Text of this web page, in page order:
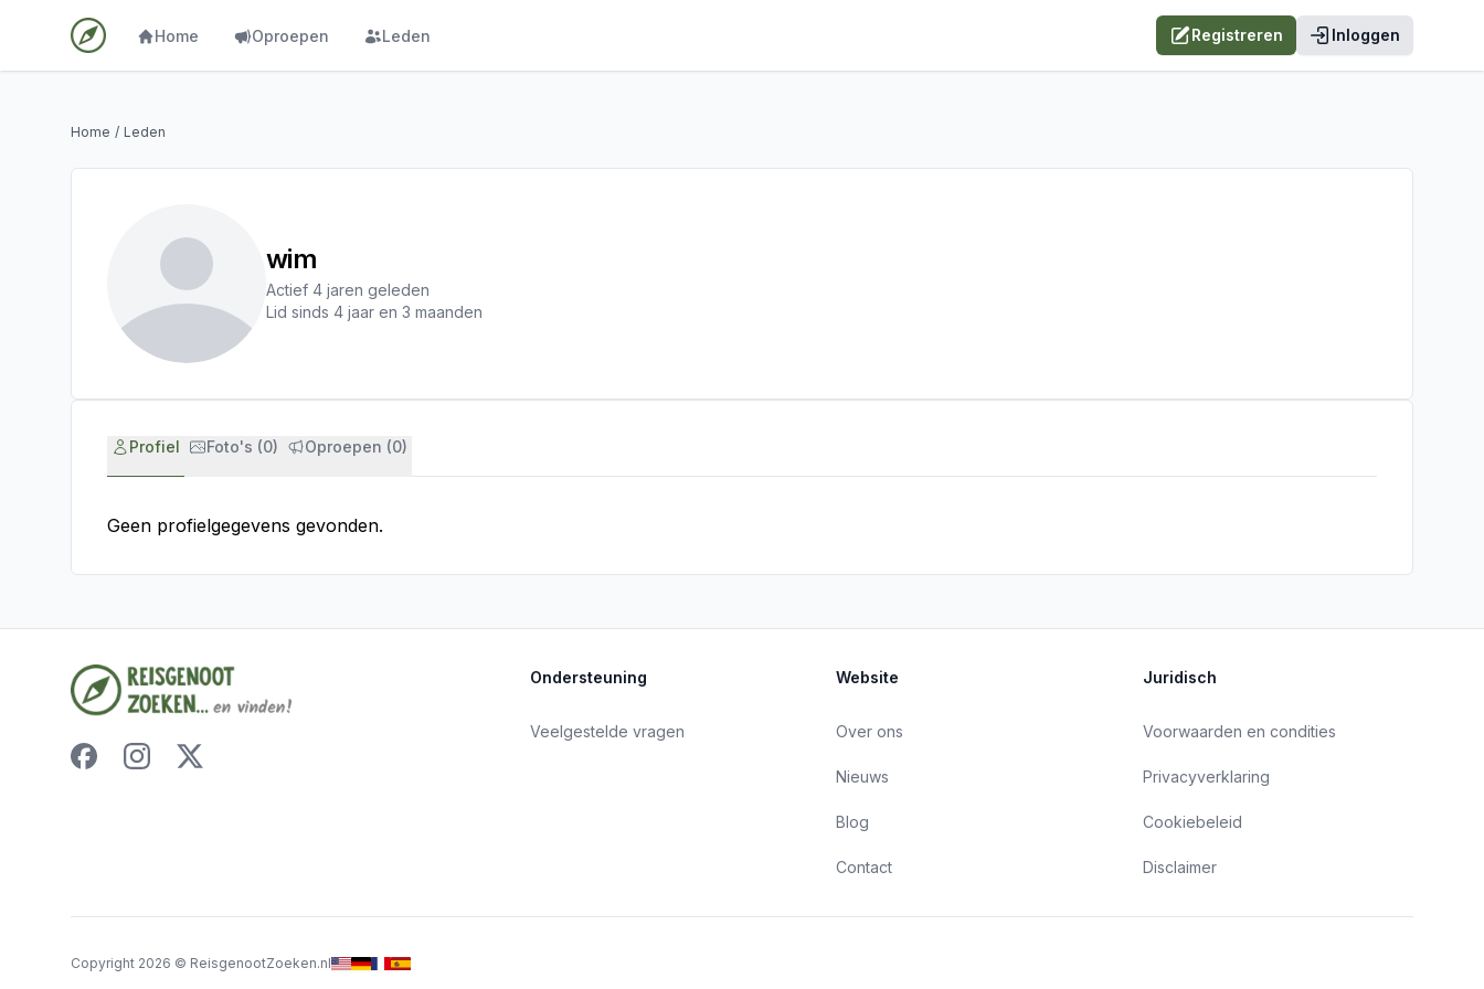
Home Oproepen Leden Registreren Inloggen
Home / Leden
wim
Actief 4 jaren geleden
Lid sinds 4 jaar en 3 maanden
Profiel Foto's (0) Oproepen (0)
Geen profielgegevens gevonden.
Ondersteuning
Veelgestelde vragen
Website
Over ons
Nieuws
Blog
Contact
Juridisch
Voorwaarden en condities
Privacyverklaring
Cookiebeleid
Disclaimer
Copyright 2026 © ReisgenootZoeken.nl